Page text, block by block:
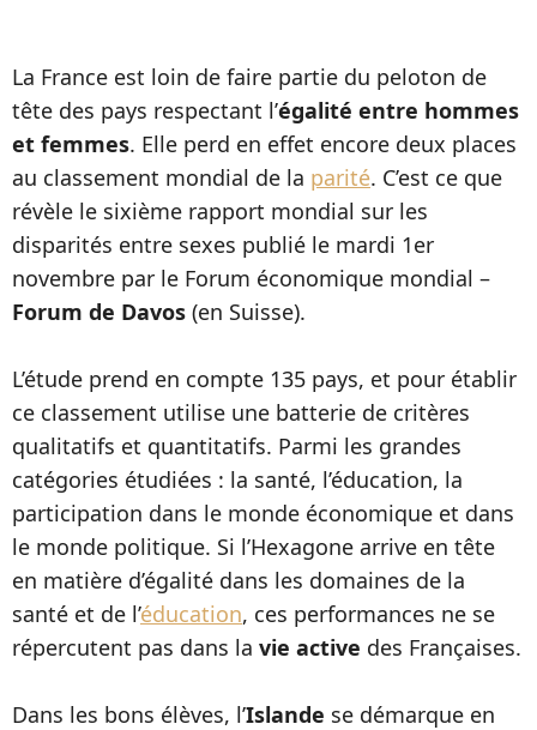
La France est loin de faire partie du peloton de
tête des pays respectant l’égalité entre hommes
et femmes. Elle perd en effet encore deux places
au classement mondial de la parité. C’est ce que
révèle le sixième rapport mondial sur les
disparités entre sexes publié le mardi 1er
novembre par le Forum économique mondial –
Forum de Davos (en Suisse).
L’étude prend en compte 135 pays, et pour établir
ce classement utilise une batterie de critères
qualitatifs et quantitatifs. Parmi les grandes
catégories étudiées : la santé, l’éducation, la
participation dans le monde économique et dans
le monde politique. Si l’Hexagone arrive en tête
en matière d’égalité dans les domaines de la
santé et de l’éducation, ces performances ne se
répercutent pas dans la vie active des Françaises.
Dans les bons élèves, l’Islande se démarque en